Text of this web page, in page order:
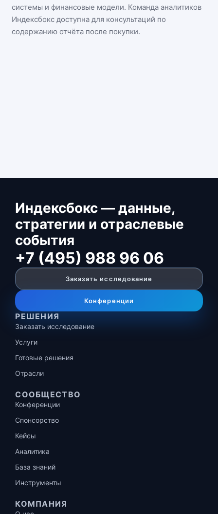
системы и финансовые модели. Команда аналитиков
Индексбокс доступна для консультаций по
содержанию отчёта после покупки.
Индексбокс — данные,
стратегии и отраслевые
события
+7 (495) 988 96 06
Заказать исследование
Конференции
РЕШЕНИЯ
Заказать исследование
Услуги
Готовые решения
Отрасли
СООБЩЕСТВО
Конференции
Спонсорство
Кейсы
Аналитика
База знаний
Инструменты
КОМПАНИЯ